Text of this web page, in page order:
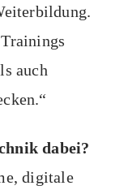
auch
dabei?
digitale